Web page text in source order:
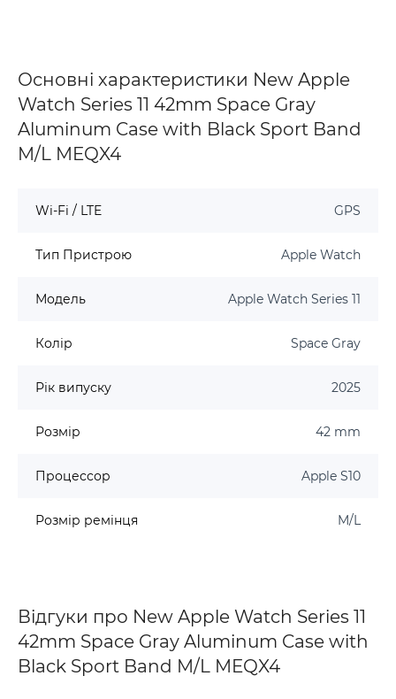
Основні характеристики New Apple
Watch Series 11 42mm Space Gray
Aluminum Case with Black Sport Band
M/L MEQX4
Wi-Fi / LTE GPS
Тип Пристрою Apple Watch
Модель Apple Watch Series 11
Колір Space Gray
Рік випуску 2025
Розмір 42 mm
Процессор Apple S10
Розмір ремінця M/L
Відгуки про New Apple Watch Series 11
42mm Space Gray Aluminum Case with
Black Sport Band M/L MEQX4